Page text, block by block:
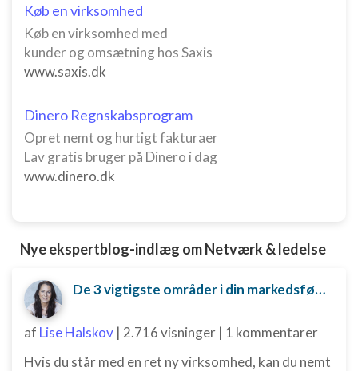
Køb en virksomhed
Køb en virksomhed med
kunder og omsætning hos Saxis
www.saxis.dk
Dinero Regnskabsprogram
Opret nemt og hurtigt fakturaer
Lav gratis bruger på Dinero i dag
www.dinero.dk
Nye ekspertblog-indlæg om Netværk & ledelse
De 3 vigtigste områder i din markedsføring, du er nødt til at have styr på
af Lise Halskov | 2.716 visninger | 1 kommentarer
Hvis du står med en ret ny virksomhed, kan du nemt